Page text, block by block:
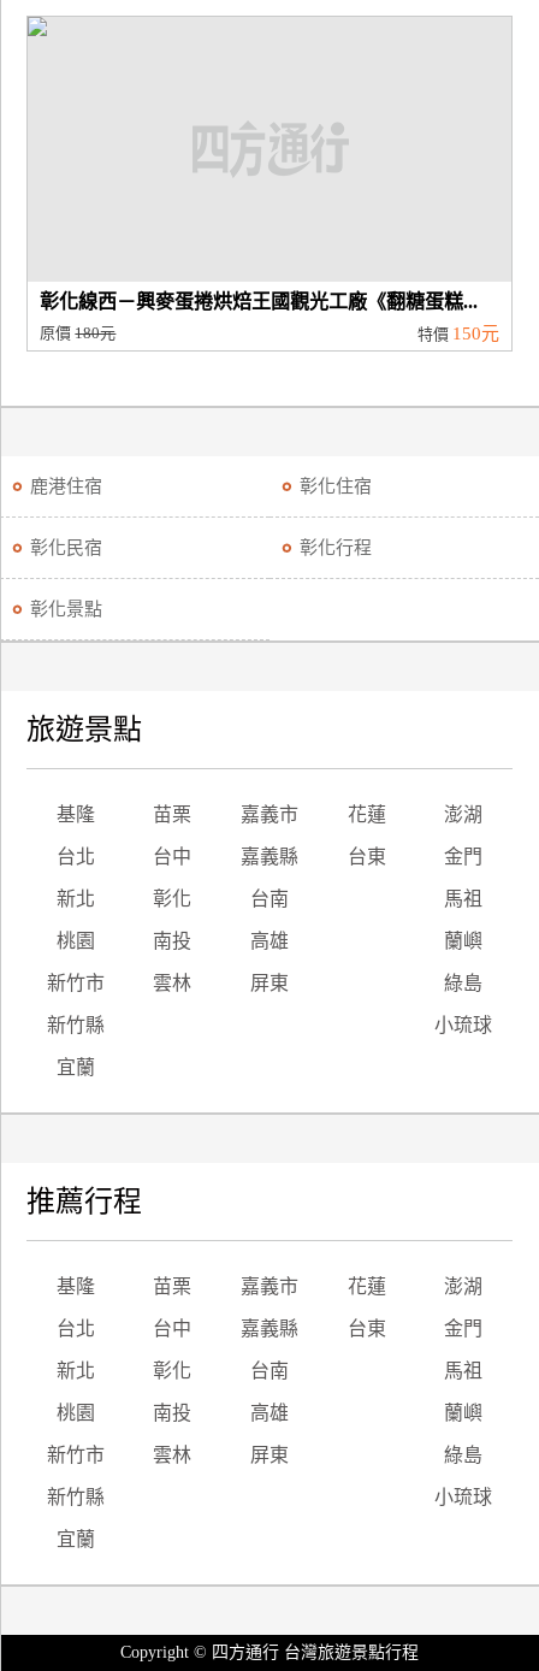
作
伴
計
劃
宣
彰化線西－興麥蛋捲烘焙王國觀光工廠《翻糖蛋糕...
原價180元 特價 150元
鹿港住宿 彰化住宿
彰化民宿 彰化行程
彰化景點
旅遊景點
基隆 苗栗 嘉義市 花蓮 澎湖
台北 台中 嘉義縣 台東 金門
新北 彰化 台南 馬祖
桃園 南投 高雄 蘭嶼
新竹市 雲林 屏東 綠島
新竹縣 小琉球
宜蘭
推薦行程
基隆 苗栗 嘉義市 花蓮 澎湖
台北 台中 嘉義縣 台東 金門
新北 彰化 台南 馬祖
桃園 南投 高雄 蘭嶼
新竹市 雲林 屏東 綠島
新竹縣 小琉球
宜蘭
Copyright © 四方通行 台灣旅遊景點行程